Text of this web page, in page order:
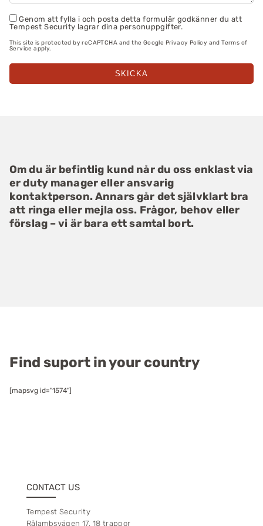
Genom att fylla i och posta detta formulär godkänner du att
Tempest Security lagrar dina personuppgifter.
This site is protected by reCAPTCHA and the Google Privacy Policy andTerms of
Service apply.
Om du är befintlig kund når du oss enklast via
er duty manager eller ansvarig
kontaktperson. Annars går det självklart bra
att ringa eller mejla oss. Frågor, behov eller
förslag – vi är bara ett samtal bort.
Find suport in your country
[mapsvg id="1574"]
CONTACT US
Tempest Security
Rålambsvägen 17, 18 trappor